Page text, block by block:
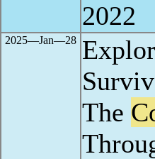
2022
2025―Jan―28
The